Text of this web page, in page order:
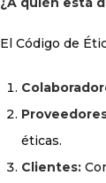
El Código de
éticas.
Clientes: